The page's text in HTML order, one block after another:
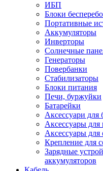
ИБП
Блоки
Портативные
Аккумуляторы
Инверторы
Солнечные
Генераторы
Повербанки
Стабилизаторы
Блоки питания
Печи, буржуйки
Батарейки
Аксессуари для
Аксессуары для
Аксессуары
Крепление для
Зарядные
аккумуляторов